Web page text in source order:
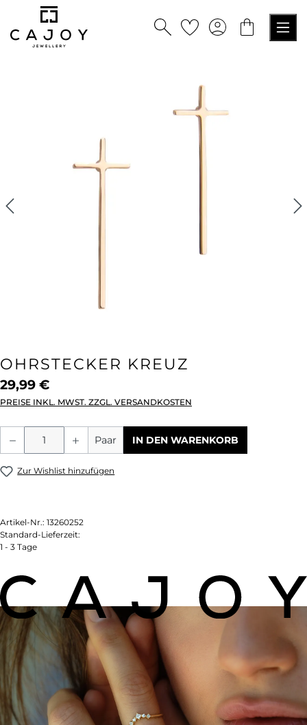
springen
OHRSTECKER KREUZ
29,99 €
PREISE INKL. MWST. ZZGL. VERSANDKOSTEN
Produkt Anzahl: Gib den gewünschten
Paar IN DEN WARENKORB
Zur Wishlist hinzufügen
Artikel-Nr.: 13260252
Standard-Lieferzeit:
1 - 3 Tage